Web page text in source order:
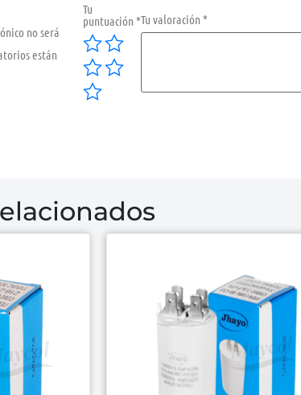
no será
están
Tu
puntuación*Tu valoración*